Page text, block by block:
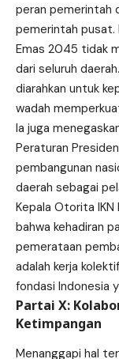
peran pemerintah
pemerintah pusat.
Emas 2045 tidak
dari seluruh
diarahkan untuk
wadah
Ia juga
Peraturan
pembangunan
daerah sebagai
Kepala Otorita
bahwa kehadiran
pemerataan
adalah kerja
fondasi Indonesia
Partai X:
Ketimpangan
Menanggapi hal